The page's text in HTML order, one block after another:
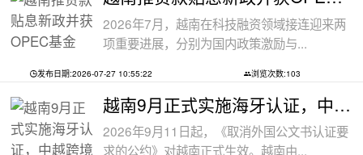
2026年7月，越南在科技融资领域接连迎来两
项重要进展，分别为国内政策激励与...
发布日期:2026-07-27 10:55:22 浏览次数:103
越南9月正式实施海牙认证，中越跨境文件
2026年9月11日起，《取消外国公文书认证要
求的公约》对越南正式生效。越南由...